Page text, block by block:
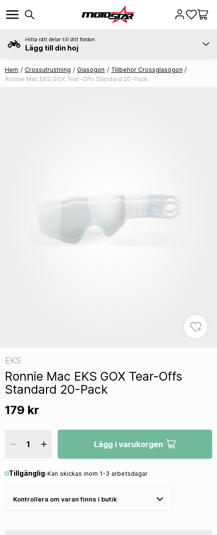
Hitta rätt delar till ditt fordon
Lägg till din hoj
Hem Crossutrustning Glasögon
Tillbehör Crossglasögon
Ronnie Mac EKS GOX Tear-Offs Standard 20-Pack
EKS
Ronnie Mac EKS GOX Tear-Offs
Standard 20-Pack
179 kr
Lägg i varukorgen
Tillgänglig‐Kan skickas inom 1-3 arbetsdagar
Kontrollera om varan finns i butik